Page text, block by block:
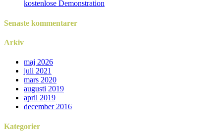
kostenlose Demonstration
Senaste kommentarer
Arkiv
maj 2026
juli 2021
mars 2020
augusti 2019
april 2019
december 2016
Kategorier